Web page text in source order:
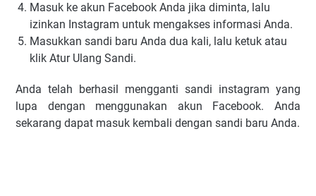
Masuk ke akun Facebook Anda jika diminta, lalu
izinkan Instagram untuk mengakses informasi Anda.
Masukkan sandi baru Anda dua kali, lalu ketuk atau
klik Atur Ulang Sandi.
Anda telah berhasil mengganti sandi instagram yang
lupa dengan menggunakan akun Facebook. Anda
sekarang dapat masuk kembali dengan sandi baru Anda.